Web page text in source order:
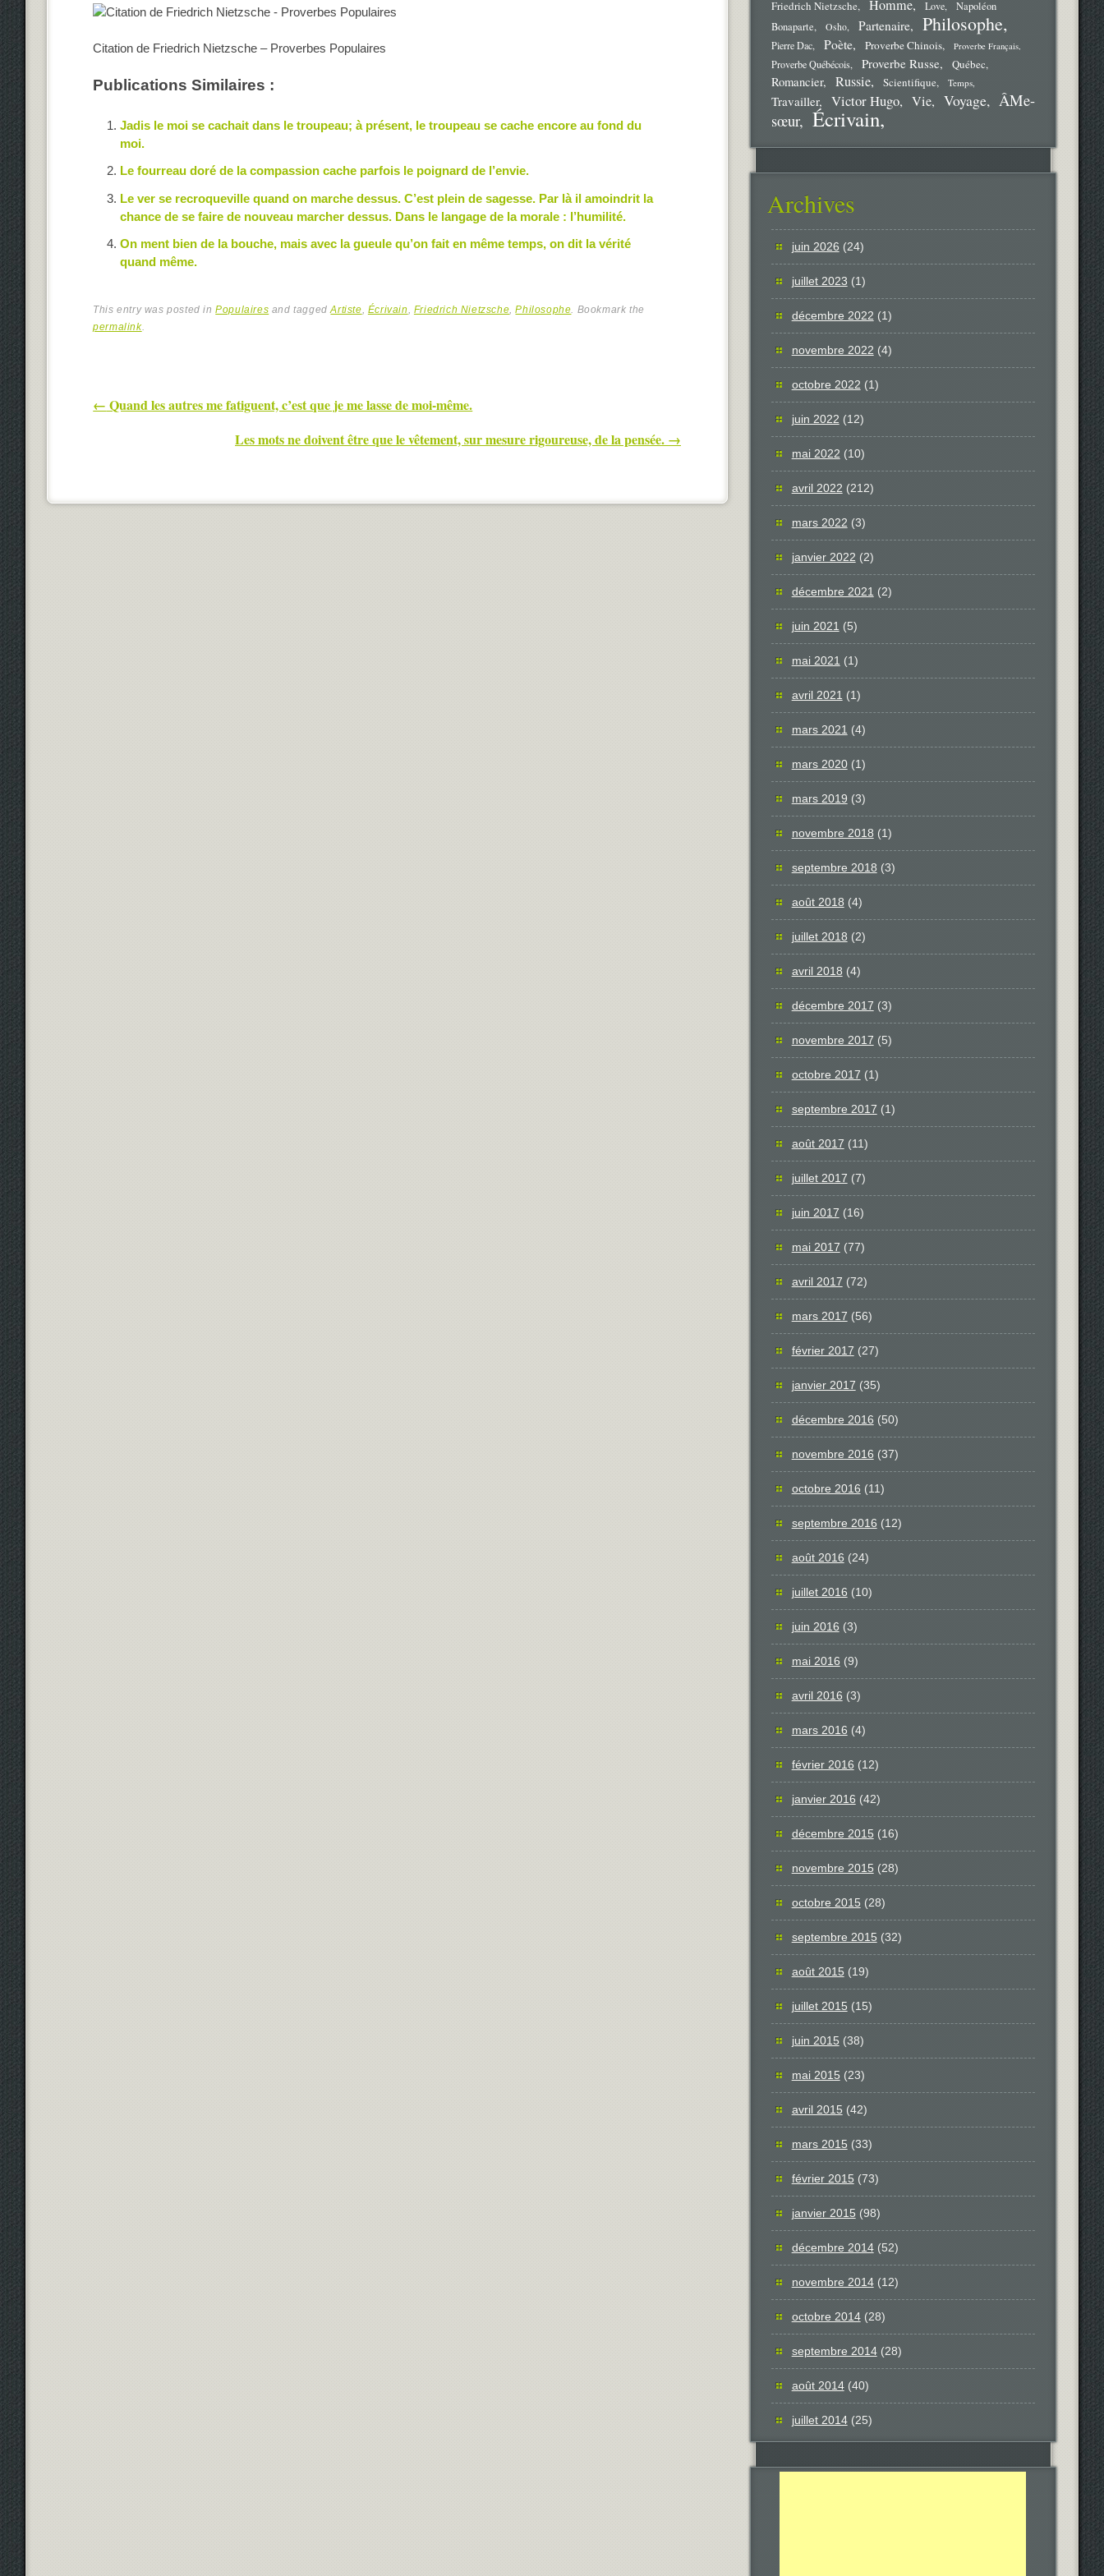
Citation de Friedrich Nietzsche – Proverbes Populaires
Publications Similaires :
Jadis le moi se cachait dans le troupeau; à présent, le troupeau se cache encore au fond du
moi.
Le fourreau doré de la compassion cache parfois le poignard de l’envie.
Le ver se recroqueville quand on marche dessus. C’est plein de sagesse. Par là il amoindrit la
chance de se faire de nouveau marcher dessus. Dans le langage de la morale : l’humilité.
On ment bien de la bouche, mais avec la gueule qu’on fait en même temps, on dit la vérité
quand même.
This entry was posted inPopulaires and taggedArtiste, Écrivain, Friedrich Nietzsche,Philosophe. Bookmark the
permalink.
Post navigation
← Quand les autres me fatiguent, c’est que je me lasse de moi-même.
Les mots ne doivent être que le vêtement, sur mesure rigoureuse, de la pensée. →
Friedrich Nietzsche Homme Love
Napoléon
Bonaparte
Osho Partenaire Philosophe
Pierre Dac Poète Proverbe Chinois Proverbe Français
Proverbe Québécois Proverbe Russe Québec
Romancier Russie Scientifique Temps
Travailler Victor Hugo Vie Voyage
ÂMe-
sœur
Écrivain
Archives
juin 2026 (24)
juillet 2023 (1)
décembre 2022 (1)
novembre 2022 (4)
octobre 2022 (1)
juin 2022 (12)
mai 2022 (10)
avril 2022 (212)
mars 2022 (3)
janvier 2022 (2)
décembre 2021 (2)
juin 2021 (5)
mai 2021 (1)
avril 2021 (1)
mars 2021 (4)
mars 2020(1)
mars 2019 (3)
novembre 2018 (1)
septembre 2018 (3)
août 2018 (4)
juillet 2018 (2)
avril 2018 (4)
décembre 2017 (3)
novembre 2017 (5)
octobre 2017 (1)
septembre 2017 (1)
août 2017 (11)
juillet 2017 (7)
juin 2017 (16)
mai 2017 (77)
avril 2017 (72)
mars 2017 (56)
février 2017 (27)
janvier 2017 (35)
décembre 2016 (50)
novembre 2016 (37)
octobre 2016 (11)
septembre 2016 (12)
août 2016 (24)
juillet 2016 (10)
juin 2016 (3)
mai 2016 (9)
avril 2016 (3)
mars 2016 (4)
février 2016 (12)
janvier 2016 (42)
décembre 2015(16)
novembre 2015(28)
octobre 2015(28)
septembre 2015(32)
août 2015(19)
juillet 2015(15)
juin 2015(38)
mai 2015 (23)
avril 2015(42)
mars 2015(33)
février 2015(73)
janvier 2015(98)
décembre 2014(52)
novembre 2014(12)
octobre 2014(28)
septembre 2014(28)
août 2014(40)
juillet 2014(25)